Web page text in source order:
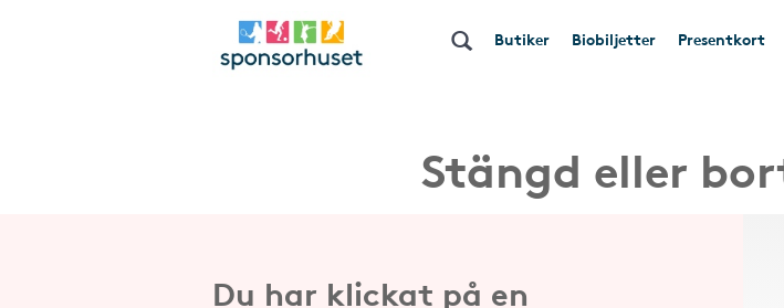
Butiker Biobiljetter Presentkort
Stängd eller
Du har klickat på en